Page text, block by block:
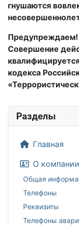
Разделы
Главная
О компании
Общая
Телефоны
Реквизиты
Телефоны
гнушаются
Предупреждаем!
Совершение
кодекса